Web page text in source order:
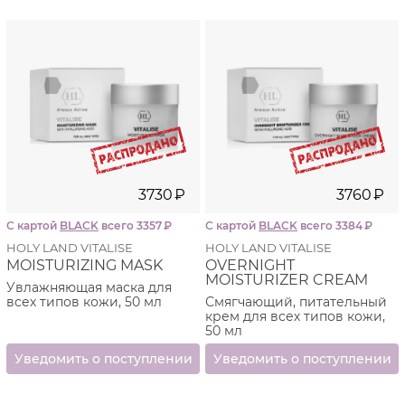
3730₽
С картой BLACK всего 3357₽
HOLY LAND VITALISE
MOISTURIZING MASK
Увлажняющая маска для
всех типов кожи, 50 мл
3760₽
С картой BLACK всего 3384₽
HOLY LAND VITALISE
OVERNIGHT
MOISTURIZER CREAM
Смягчающий, питательный
крем для всех типов кожи,
50 мл